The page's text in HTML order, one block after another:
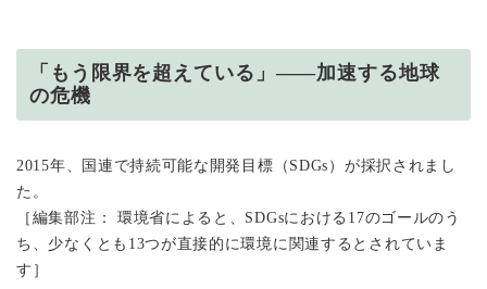
「もう限界を超えている」——加速する地球
の危機
2015年、国連で持続可能な開発目標（SDGs）が採択されまし
た。
［編集部注： 環境省によると、SDGsにおける17のゴールのう
ち、少なくとも13つが直接的に環境に関連するとされていま
す］